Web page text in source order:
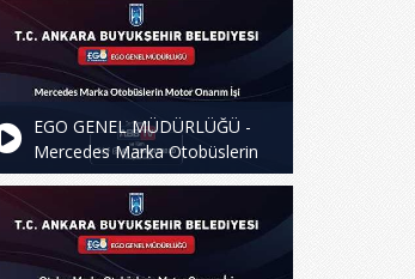
EGO GENEL MÜDÜRLÜĞÜ -
Mercedes Marka Otobüslerin
Motor Onarım İşi